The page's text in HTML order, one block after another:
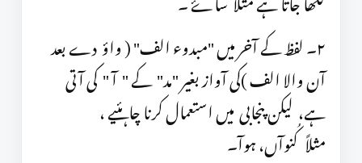
٢۔ لفظ کے آخر میں "مبدوء الف" ( واؤ دے بعد
آن والا الف )کی آواز بغیر "مد" کے " آ " کی آتی
ہے، لیکن پنجابی میں استعمال کرنا چاہئیے ،
مثلاً کُنوآں، ہوآ۔